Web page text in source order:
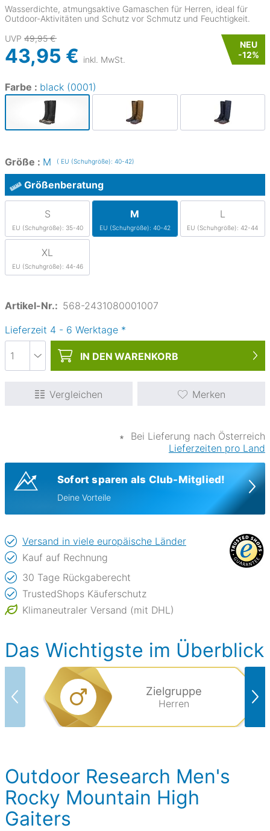
Wasserdichte, atmungsaktive Gamaschen für Herren, ideal für
Outdoor-Aktivitäten und Schutz vor Schmutz und Feuchtigkeit.
UVP 49,95 €
43,95 € inkl. MwSt.
NEU
-12%
Farbe : black (0001)
Größe : M ( EU (Schuhgröße): 40-42)
Größenberatung
S
EU (Schuhgröße): 35-40
M
EU (Schuhgröße): 40-42
L
EU (Schuhgröße): 42-44
XL
EU (Schuhgröße): 44-46
Artikel-Nr.: 568-2431080001007
Lieferzeit 4 - 6 Werktage *
IN DEN WARENKORB
Vergleichen Merken
∗
Bei Lieferung nach Österreich
Lieferzeiten pro Land
Sofort sparen als Club-Mitglied!
Deine Vorteile
Versand in viele europäische Länder
Kauf auf Rechnung
30 Tage Rückgaberecht
TrustedShops Käuferschutz
Klimaneutraler Versand (mit DHL)
Das Wichtigste im Überblick
Zielgruppe
Herren
Outdoor Research Men's
Rocky Mountain High
Gaiters